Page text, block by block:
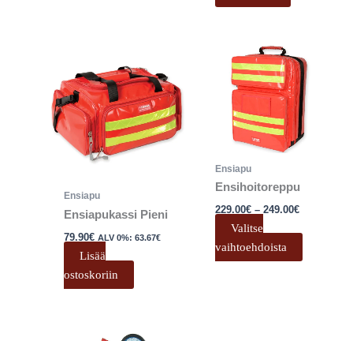
Ensiapu
Ensiapukassi Pieni
79.90€ ALV 0%:63.67€
Lisää
ostoskoriin
Ensiapu
Ensihoitoreppu
229.00€ – 249.00€
229.00€
-
249.00€
Valitse
vaihtoehdoista
tuotteella
on
useampi